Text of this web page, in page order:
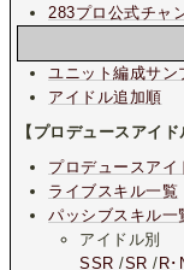
283プロ公式チャ
ユニット編成サン
アイドル追加順
【プロデュースアイド
プロデュースアイ
ライブスキル一覧
パッシブスキル一
アイドル別
SSR /SR / R･